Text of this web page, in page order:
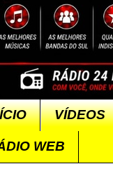
VÍDEOS
WEB